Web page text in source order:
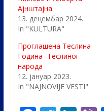
Ајнштајна
13. децембар 2024.
In "KULTURA"
Проглашена Теслина
Година -Теслиног
народа
12. јануар 2023.
In "NAJNOVIJE VESTI"